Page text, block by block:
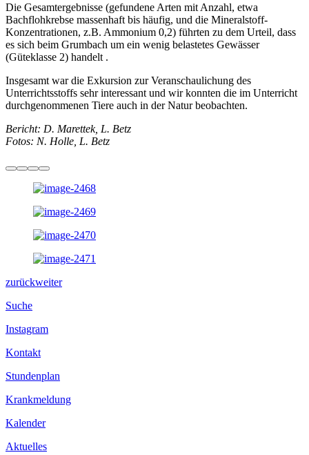
Die Gesamtergebnisse (gefundene Arten mit Anzahl, etwa
Bachflohkrebse massenhaft bis häufig, und die Mineralstoff-
Konzentrationen, z.B. Ammonium 0,2) führten zu dem Urteil, dass
es sich beim Grumbach um ein wenig belastetes Gewässer
(Güteklasse 2) handelt .
Insgesamt war die Exkursion zur Veranschaulichung des
Unterrichtsstoffs sehr interessant und wir konnten die im Unterricht
durchgenommenen Tiere auch in der Natur beobachten.
Bericht: D. Marettek, L. Betz
Fotos: N. Holle, L. Betz
zurückweiter
Suche
Instagram
Kontakt
Stundenplan
Krankmeldung
Kalender
Aktuelles